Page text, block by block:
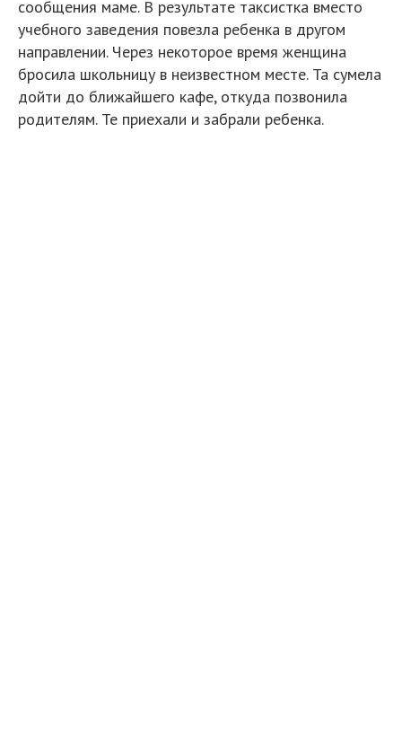
сообщения маме. В результате таксистка вместо
учебного заведения повезла ребенка в другом
направлении. Через некоторое время женщина
бросила школьницу в неизвестном месте. Та сумела
дойти до ближайшего кафе, откуда позвонила
родителям. Те приехали и забрали ребенка.